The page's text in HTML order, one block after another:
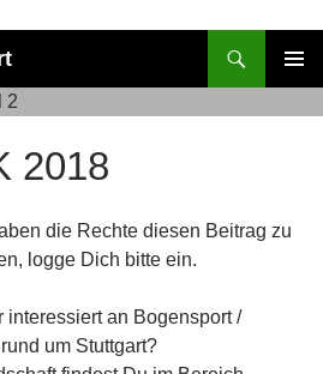
2018
die Rechte diesen Beitrag zu
logge Dich bitte ein.
interessiert an Bogensport /
um Stuttgart?